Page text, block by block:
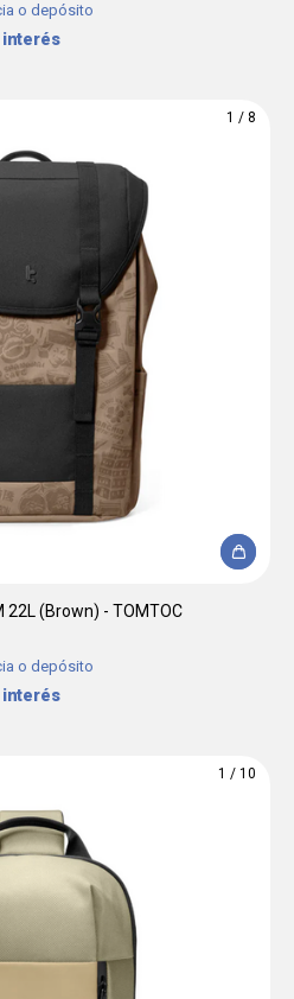
o depósito
interés
1 / 8
22L (Brown) - TOMTOC
o depósito
interés
1 / 10